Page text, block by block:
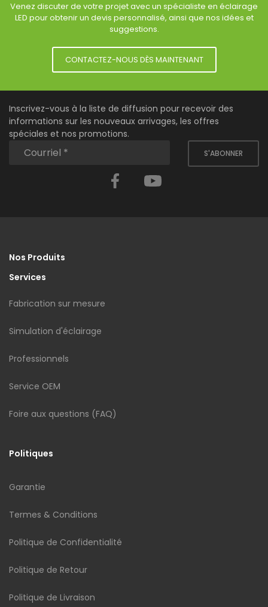
Venez discuter de votre projet avec un spécialiste en éclairage
LED pour obtenir un devis personnalisé, ainsi que nos idées et
suggestions.
CONTACTEZ-NOUS DÈS MAINTENANT
Inscrivez-vous à la liste de diffusion pour recevoir des
informations sur les nouveaux arrivages, les offres
spéciales et nos promotions.
S'ABONNER
Facebook
Nos Produits
Services
Fabrication sur mesure
Simulation d'éclairage
Professionnels
Service OEM
Foire aux questions (FAQ)
Politiques
Garantie
Termes & Conditions
Politique de Confidentialité
Politique de Retour
Politique de Livraison